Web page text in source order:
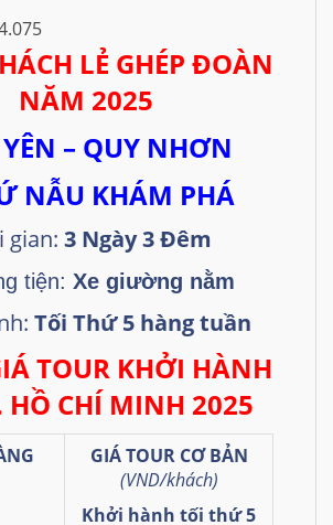
LẺ GHÉP ĐOÀN
NĂM 2025
– QUY NHƠN
NẪU KHÁM PHÁ
gian: 3 Ngày 3 Đêm
tiện: Xe giường nằm
Tối Thứ 5 hàng tuần
TOUR KHỞI HÀNH
HỒ CHÍ MINH 2025
GIÁ TOUR CƠ BẢN
(VND/khách)
Khởi hành tối thứ 5